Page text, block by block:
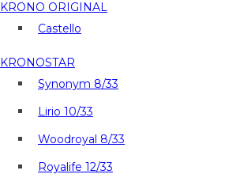
KRONO ORIGINAL
Castello
KRONOSTAR
Synonym 8/33
Lirio 10/33
Woodroyal 8/33
Royalife 12/33